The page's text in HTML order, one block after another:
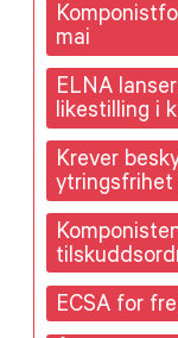
mai
ELNA
likestilling i
Krever
ytringsfrihet
ECSA for